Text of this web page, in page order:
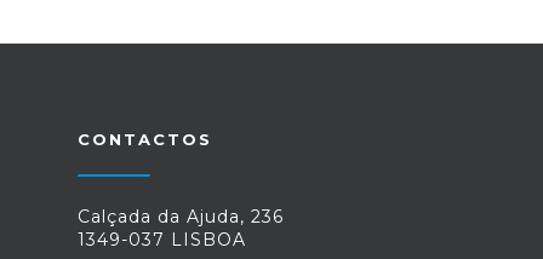
CONTACTOS
Calçada da Ajuda, 236
1349-037 LISBOA